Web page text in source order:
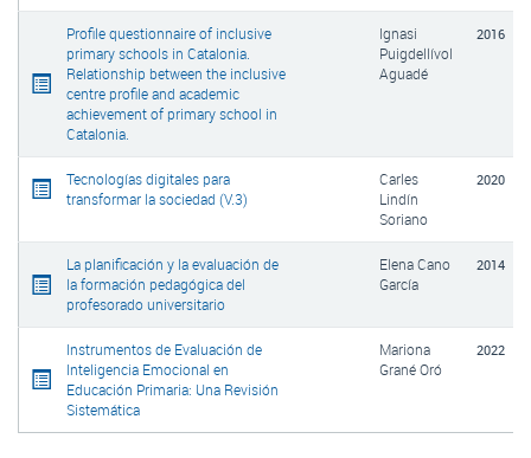
Profile questionnaire of inclusive
primary schools in Catalonia.
Relationship between the inclusive
centre profile and academic
achievement of primary school in
Catalonia.
Ignasi
Puigdellívol
Aguadé
2016
Tecnologías digitales para
transformar la sociedad (V.3)
Carles
Lindín
Soriano
2020
La planificación y la evaluación de
la formación pedagógica del
profesorado universitario
Elena Cano
García
2014
Instrumentos de Evaluación de
Inteligencia Emocional en
Educación Primaria: Una Revisión
Sistemática
Mariona
Grané Oró
2022